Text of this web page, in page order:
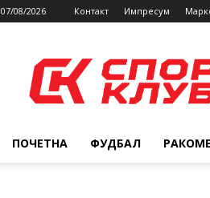
07/08/2026 Контакт Импресум
ПОЧЕТНА ФУДБАЛ